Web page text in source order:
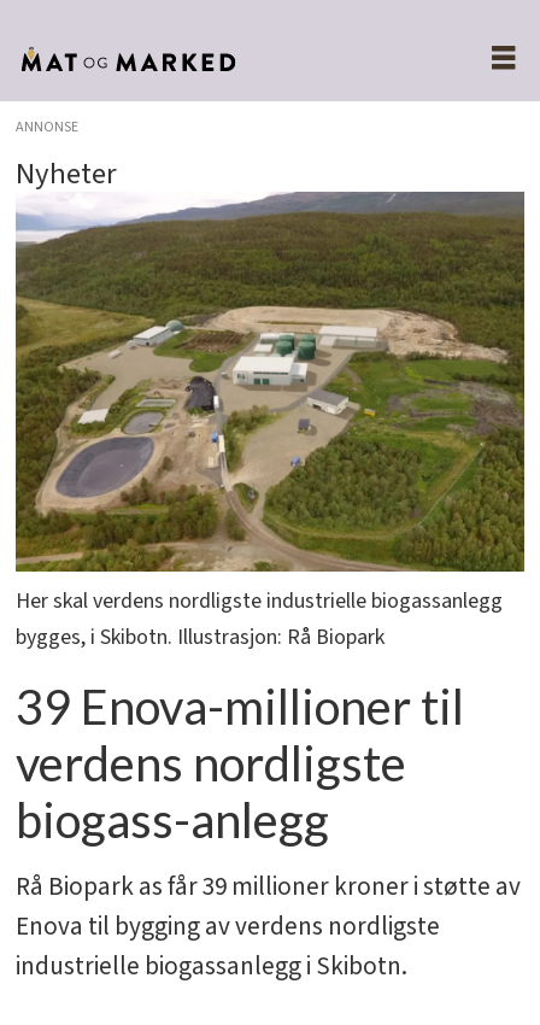
ANNONSE
Nyheter
Her skal verdens nordligste industrielle biogassanlegg
bygges, i Skibotn. Illustrasjon: Rå Biopark
39 Enova-millioner til
verdens nordligste
biogass-anlegg
Rå Biopark as får 39 millioner kroner i støtte av
Enova til bygging av verdens nordligste
industrielle biogassanlegg i Skibotn.